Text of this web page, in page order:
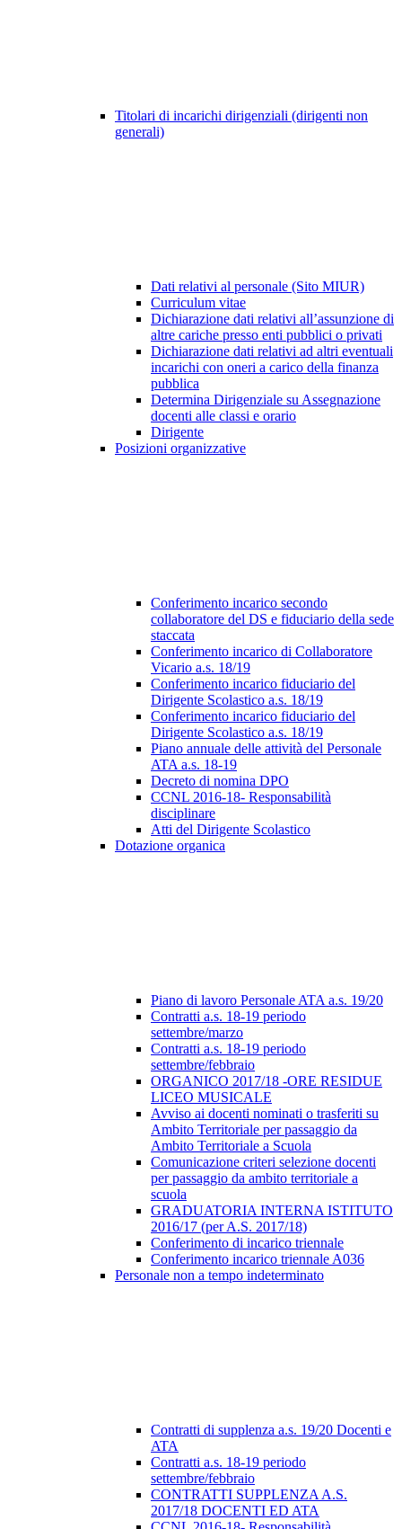
Titolari di incarichi dirigenziali (dirigenti non
generali)
Dati relativi al personale (Sito MIUR)
Curriculum vitae
Dichiarazione dati relativi all’assunzione di
altre cariche presso enti pubblici o privati
Dichiarazione dati relativi ad altri eventuali
incarichi con oneri a carico della finanza
pubblica
Determina Dirigenziale su Assegnazione
docenti alle classi e orario
Dirigente
Posizioni organizzative
Conferimento incarico secondo
collaboratore del DS e fiduciario della sede
staccata
Conferimento incarico di Collaboratore
Vicario a.s. 18/19
Conferimento incarico fiduciario del
Dirigente Scolastico a.s. 18/19
Conferimento incarico fiduciario del
Dirigente Scolastico a.s. 18/19
Piano annuale delle attività del Personale
ATA a.s. 18-19
Decreto di nomina DPO
CCNL 2016-18- Responsabilità
disciplinare
Atti del Dirigente Scolastico
Dotazione organica
Piano di lavoro Personale ATA a.s. 19/20
Contratti a.s. 18-19 periodo
settembre/marzo
Contratti a.s. 18-19 periodo
settembre/febbraio
ORGANICO 2017/18 -ORE RESIDUE
LICEO MUSICALE
Avviso ai docenti nominati o trasferiti su
Ambito Territoriale per passaggio da
Ambito Territoriale a Scuola
Comunicazione criteri selezione docenti
per passaggio da ambito territoriale a
scuola
GRADUATORIA INTERNA ISTITUTO
2016/17 (per A.S. 2017/18)
Conferimento di incarico triennale
Conferimento incarico triennale A036
Personale non a tempo indeterminato
Contratti di supplenza a.s. 19/20 Docenti e
ATA
Contratti a.s. 18-19 periodo
settembre/febbraio
CONTRATTI SUPPLENZA A.S.
2017/18 DOCENTI ED ATA